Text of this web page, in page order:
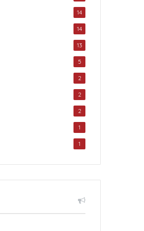
14
14
13
5
2
2
2
1
1